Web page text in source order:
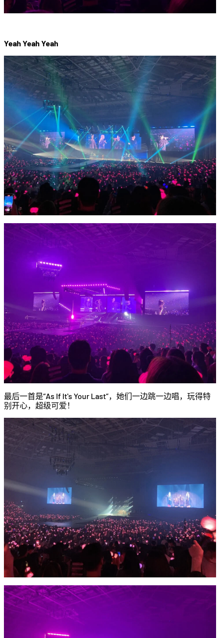
Yeah Yeah Yeah
最后一首是“As If It's Your Last”，她们一边跳一边唱，玩得特
别开心，超级可爱！